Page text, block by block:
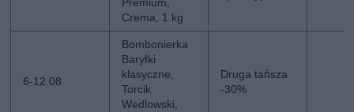
Premium,
Crema, 1 kg
6-12.08
Bombonierka
Baryłki
klasyczne,
Torcik
Wedlowski,
Druga tańsza
-30%